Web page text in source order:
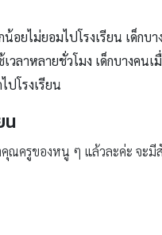
อยไม่ยอมไปโรงเรียน เด็กบ
วลาหลายชั่วโมง เด็กบางคน
ปโรงเรียน
น
ณครูของหนู ๆ แล้วละค่ะ จะ